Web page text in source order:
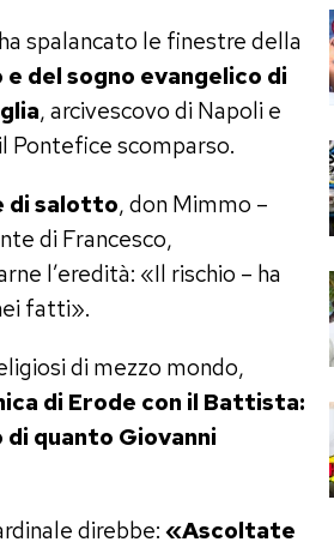
spalancato le finestre della
del sogno evangelico di
, arcivescovo di Napoli e
Pontefice scomparso.
di salotto, don Mimmo –
di Francesco,
l’eredità: «Il rischio – ha
fatti».
di mezzo mondo,
di Erode con il Battista:
quanto Giovanni
direbbe:«Ascoltate